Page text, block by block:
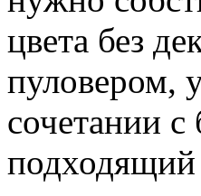
цвета без
пуловером,
сочетании с